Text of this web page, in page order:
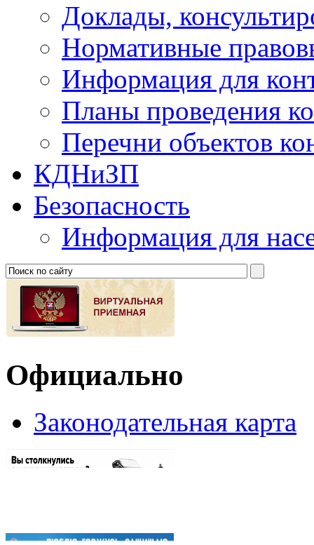
Доклады,
Нормативные
Информация для
Планы проведения
Перечни объектов
КДНиЗП
Безопасность
Информация для
Официально
Законодательная карта